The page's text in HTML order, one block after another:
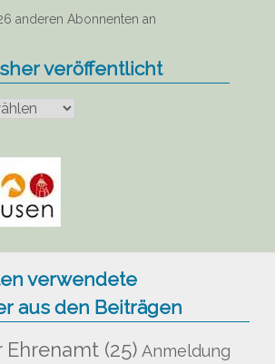
anderen Abonnenten an
veröffentlicht
verwendete
aus den Beiträgen
Ehrenamt (25) Anmeldung